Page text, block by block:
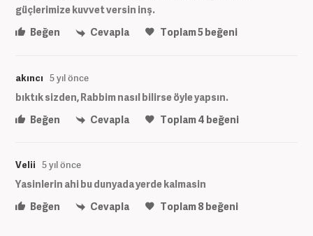
güçlerimize kuvvet versin inş.
Beğen
Cevapla Toplam5beğeni
akıncı 5 yıl önce
bıktık sizden, Rabbim nasıl bilirse öyle yapsın.
Beğen
Cevapla Toplam4 beğeni
Velii 5 yıl önce
Yasinlerin ahi bu dunyada yerde kalmasin
Beğen
Cevapla Toplam8beğeni